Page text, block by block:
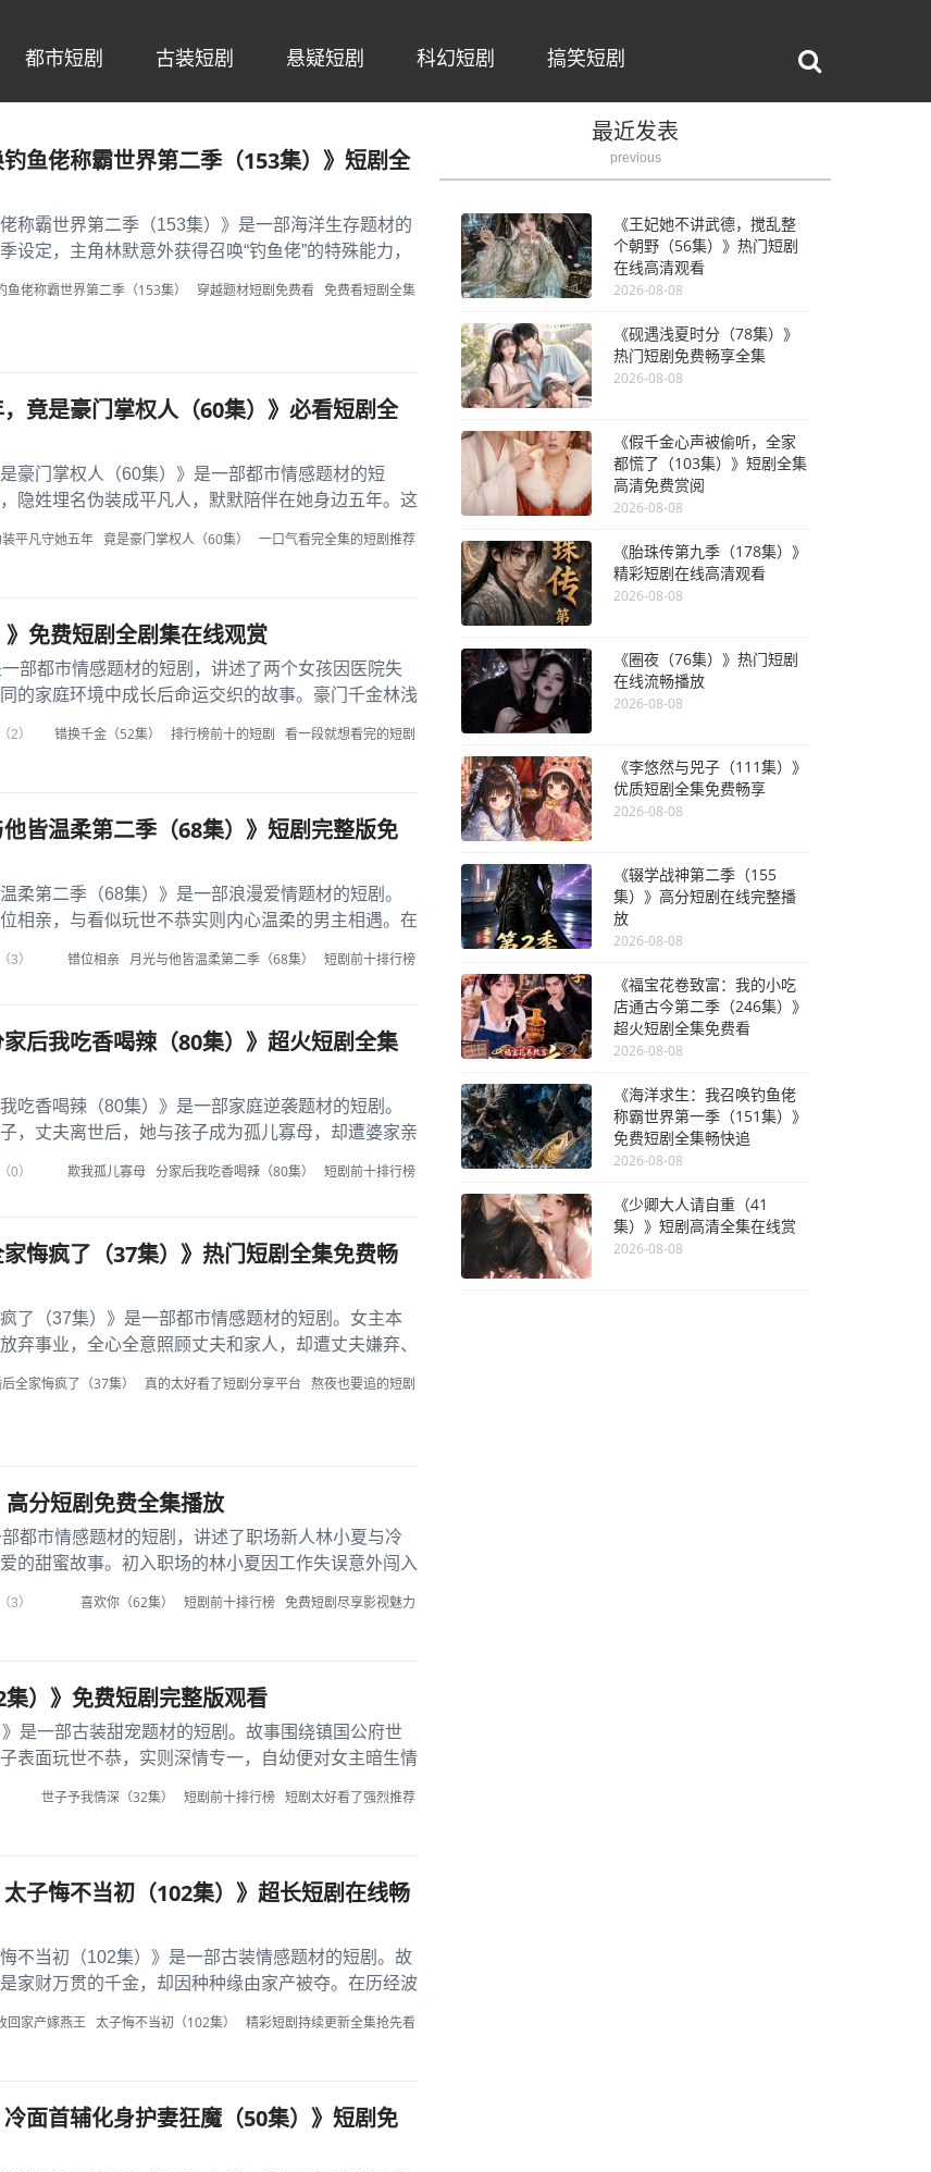
都市短剧 古装短剧 悬疑短剧 科幻短剧 搞笑短剧
钓鱼佬称霸世界第二季（153集）》短剧全
称霸世界第二季（153集）》是一部海洋生存题材的
设定，主角林默意外获得召唤“钓鱼佬”的特殊能力，
佬称霸世界第二季（153集） 穿越题材短剧免费看 免费看短剧全集
，竟是豪门掌权人（60集）》必看短剧全
豪门掌权人（60集）》是一部都市情感题材的短
隐姓埋名伪装成平凡人，默默陪伴在她身边五年。这
平凡守她五年 竟是豪门掌权人（60集） 一口气看完全集的短剧推荐
》免费短剧全剧集在线观赏
一部都市情感题材的短剧，讲述了两个女孩因医院失
的家庭环境中成长后命运交织的故事。豪门千金林浅
错换千金（52集） 排行榜前十的短剧 看一段就想看完的短剧
2）
他皆温柔第二季（68集）》短剧完整版免
柔第二季（68集）》是一部浪漫爱情题材的短剧。
相亲，与看似玩世不恭实则内心温柔的男主相遇。在
错位相亲 月光与他皆温柔第二季（68集） 短剧前十排行榜
3）
家后我吃香喝辣（80集）》超火短剧全集
吃香喝辣（80集）》是一部家庭逆袭题材的短剧。
，丈夫离世后，她与孩子成为孤儿寡母，却遭婆家亲
欺我孤儿寡母 分家后我吃香喝辣（80集） 短剧前十排行榜
0）
家悔疯了（37集）》热门短剧全集免费畅
了（37集）》是一部都市情感题材的短剧。女主本
弃事业，全心全意照顾丈夫和家人，却遭丈夫嫌弃、
全家悔疯了（37集） 真的太好看了短剧分享平台 熬夜也要追的短剧
高分短剧免费全集播放
部都市情感题材的短剧，讲述了职场新人林小夏与冷
的甜蜜故事。初入职场的林小夏因工作失误意外闯入
喜欢你（62集） 短剧前十排行榜 免费短剧尽享影视魅力
3）
集）》免费短剧完整版观看
》是一部古装甜宠题材的短剧。故事围绕镇国公府世
表面玩世不恭，实则深情专一，自幼便对女主暗生情
世子予我情深（32集） 短剧前十排行榜 短剧太好看了强烈推荐
太子悔不当初（102集）》超长短剧在线畅
不当初（102集）》是一部古装情感题材的短剧。故
家财万贯的千金，却因种种缘由家产被夺。在历经波
回家产嫁燕王 太子悔不当初（102集） 精彩短剧持续更新全集抢先看
冷面首辅化身护妻狂魔（50集）》短剧免
最近发表
previous
《王妃她不讲武德，搅乱整
个朝野（56集）》热门短剧
在线高清观看
2026-08-08
《砚遇浅夏时分（78集）》
热门短剧免费畅享全集
2026-08-08
《假千金心声被偷听，全家
都慌了（103集）》短剧全集
高清免费赏阅
2026-08-08
《胎珠传第九季（178集）》
精彩短剧在线高清观看
2026-08-08
《圈夜（76集）》热门短剧
在线流畅播放
2026-08-08
《李悠然与兕子（111集）》
优质短剧全集免费畅享
2026-08-08
《辍学战神第二季（155
集）》高分短剧在线完整播
放
2026-08-08
《福宝花卷致富：我的小吃
店通古今第二季（246集）》
超火短剧全集免费看
2026-08-08
《海洋求生：我召唤钓鱼佬
称霸世界第一季（151集）》
免费短剧全集畅快追
2026-08-08
《少卿大人请自重（41
集）》短剧高清全集在线赏
2026-08-08